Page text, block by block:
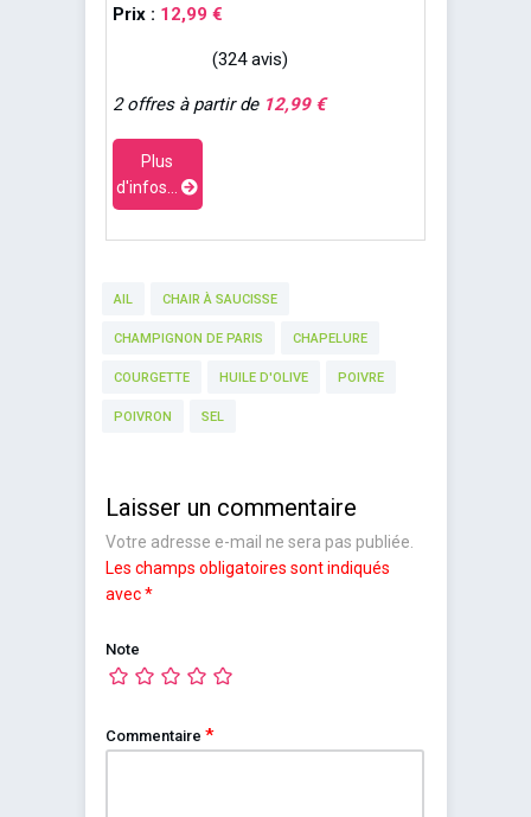
Prix : 12,99 €
(324 avis)
2 offres à partir de 12,99 €
Plus
d'infos...
AIL CHAIR À SAUCISSE
CHAMPIGNON DE PARIS CHAPELURE
COURGETTE HUILE D'OLIVE POIVRE
POIVRON SEL
Laisser un commentaire
Votre adresse e-mail ne sera pas publiée.
Les champs obligatoires sont indiqués
avec*
Note
Commentaire *